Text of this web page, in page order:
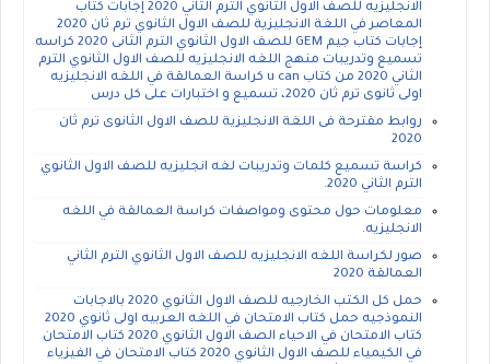
الانجليزيه للصف الاول الثانوي الترم الثاني 2020 إجابات كتاب
المعاصر في اللغة الانجليزية للصف الاول الثانوي ترم ثان 2020
إجابات كتاب جيم GEM للصف الاول الثانوي الترم الثانى 2020 كراسه
تسميع وتدريبات منهج اللغه الانجليزيه للصف الاول الثانوي الترم
الثاني 2020 من كتاب u can كراسة العمالقة في اللغه الانجليزيه
اولى ثانوى ترم ثان 2020، تسميع و اختبارات على كل درس
روابط مقترحة فى اللغة الانجليزية للصف الاول الثانوى ترم ثان
2020
كراسة تسميع كلمات وتدريبات لغه انجليزيه للصف الاول الثانوي
الترم الثاني 2020.
معلومات حول محتوى ومواصفات كراسة العمالقة في اللغه
الانجليزيه.
صور لكراسة اللغه الانجليزيه للصف الاول الثانوي الترم الثاني
العمالقة 2020
حمل كل الكتب الخارجيه للصف الاول الثانوي 2020 بالاجابات
النموذجيه حمل كتاب الامتحان في اللغه العربيه اولى ثانوي 2020
كتاب الامتحان في الاحياء الصف الاول الثانوي 2020 كتاب الامتحان
في الكيمياء للصف الاول الثانوي 2020 كتاب الامتحان في الفيزياء